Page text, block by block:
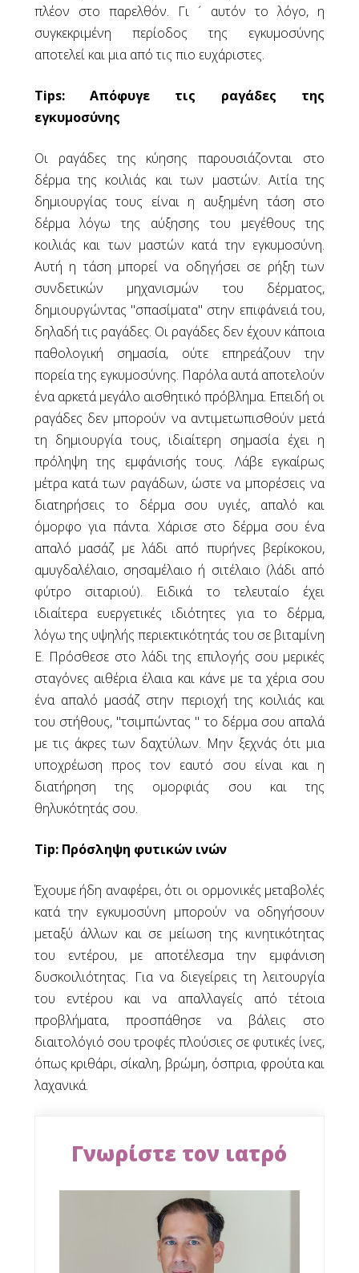
Εγκυμοσύνη
Η Doppler Υπερηχογραφία
Άθληση στην Εγκυμοσύνη
Διάγνωση της Εγκυμοσύνης
Εξετάσεις στην Εγκυμοσύνη
Η Υγιεινή και Ισορροπημένη Διατροφή στην
Εγκυμοσύνη
Ημερολόγιο της Κύησης
Ναυτία στην Εγκυμοσύνη
Τροφές που πρέπει να αποφεύγετε στην
Εγκυμοσύνη
Θρεπτικά Συστατικά στην Εγκυμοσύνη
Ο Προγεννητικός Έλεγχος
Προεκλαμψία
Σωματικό Βάρος στην Εγκυμοσύνη
Υπέρηχοι στην Εγκυμοσύνη
Blog
Επικοινωνία
πλέον στο παρελθόν. Γι ´ αυτόν το λόγο, η
συγκεκριμένη περίοδος της εγκυμοσύνης
αποτελεί και μια από τις πιο ευχάριστες.
Tips: Απόφυγε τις ραγάδες της
εγκυμοσύνης
Οι ραγάδες της κύησης παρουσιάζονται στο
δέρμα της κοιλιάς και των μαστών. Αιτία της
δημιουργίας τους είναι η αυξημένη τάση στο
δέρμα λόγω της αύξησης του μεγέθους της
κοιλιάς και των μαστών κατά την εγκυμοσύνη.
Αυτή η τάση μπορεί να οδηγήσει σε ρήξη των
συνδετικών μηχανισμών του δέρματος,
δημιουργώντας "σπασίματα" στην επιφάνειά του,
δηλαδή τις ραγάδες. Οι ραγάδες δεν έχουν κάποια
παθολογική σημασία, ούτε επηρεάζουν την
πορεία της εγκυμοσύνης. Παρόλα αυτά αποτελούν
ένα αρκετά μεγάλο αισθητικό πρόβλημα. Επειδή οι
ραγάδες δεν μπορούν να αντιμετωπισθούν μετά
τη δημιουργία τους, ιδιαίτερη σημασία έχει η
πρόληψη της εμφάνισής τους. Λάβε εγκαίρως
μέτρα κατά των ραγάδων, ώστε να μπορέσεις να
διατηρήσεις το δέρμα σου υγιές, απαλό και
όμορφο για πάντα. Χάρισε στο δέρμα σου ένα
απαλό μασάζ με λάδι από πυρήνες βερίκοκου,
αμυγδαλέλαιο, σησαμέλαιο ή σιτέλαιο (λάδι από
φύτρο σιταριού). Ειδικά το τελευταίο έχει
ιδιαίτερα ευεργετικές ιδιότητες για το δέρμα,
λόγω της υψηλής περιεκτικότητάς του σε βιταμίνη
Ε. Πρόσθεσε στο λάδι της επιλογής σου μερικές
σταγόνες αιθέρια έλαια και κάνε με τα χέρια σου
ένα απαλό μασάζ στην περιοχή της κοιλιάς και
του στήθους, "τσιμπώντας " το δέρμα σου απαλά
με τις άκρες των δαχτύλων. Μην ξεχνάς ότι μια
υποχρέωση προς τον εαυτό σου είναι και η
διατήρηση της ομορφιάς σου και της
θηλυκότητάς σου.
Tip: Πρόσληψη φυτικών ινών
Έχουμε ήδη αναφέρει, ότι οι ορμονικές μεταβολές
κατά την εγκυμοσύνη μπορούν να οδηγήσουν
μεταξύ άλλων και σε μείωση της κινητικότητας
του εντέρου, με αποτέλεσμα την εμφάνιση
δυσκοιλιότητας. Για να διεγείρεις τη λειτουργία
του εντέρου και να απαλλαγείς από τέτοια
προβλήματα, προσπάθησε να βάλεις στο
διαιτολόγιό σου τροφές πλούσιες σε φυτικές ίνες,
όπως κριθάρι, σίκαλη, βρώμη, όσπρια, φρούτα και
λαχανικά.
Γνωρίστε τον ιατρό